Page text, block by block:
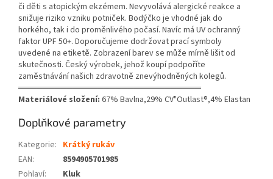
či děti s atopickým ekzémem. Nevyvolává alergické reakce a
snižuje riziko vzniku potniček. Bodýčko je vhodné jak do
horkého, tak i do proměnlivého počasí. Navíc má UV ochranný
faktor UPF 50+. Doporučujeme dodržovat prací symboly
uvedené na etiketě. Zobrazení barev se může mírně lišit od
skutečnosti. Český výrobek, jehož koupí podpoříte
zaměstnávání našich zdravotně znevýhodněných kolegů.
══════════════════════════════
Materiálové složení: 67% Bavlna,29% CV"Outlast®,4% Elastan
Doplňkové parametry
Kategorie: Krátký rukáv
EAN:
8594905701985
Pohlaví: Kluk